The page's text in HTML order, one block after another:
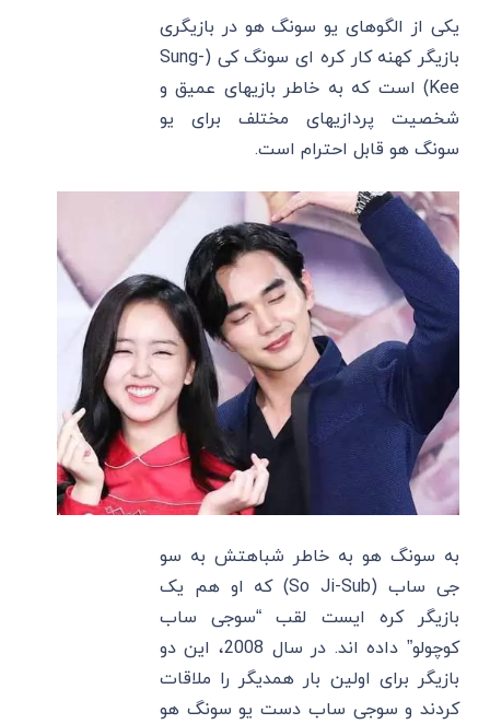
یکی از الگوهای یو سونگ هو در بازیگری
بازیگر کهنه کار کره ای سونگ کی (Sung-
Kee) است که به خاطر بازیهای عمیق و
شخصیت پردازیهای مختلف برای یو
سونگ هو قابل احترام است.
به سونگ هو به خاطر شباهتش به سو
جی ساب (So Ji-Sub) که او هم یک
بازیگر کره ایست لقب “سوجی ساب
کوچولو” داده اند. در سال 2008، این دو
بازیگر برای اولین بار همدیگر را ملاقات
کردند و سوجی ساب دست یو سونگ هو